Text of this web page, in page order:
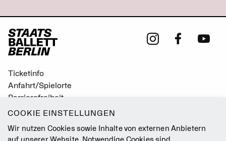
Ticketinfo
Anfahrt/Spielorte
Barrierefreiheit
Leichte Sprache
Leitbild
COOKIE EINSTELLUNGEN
Wir nutzen Cookies sowie Inhalte von externen Anbietern